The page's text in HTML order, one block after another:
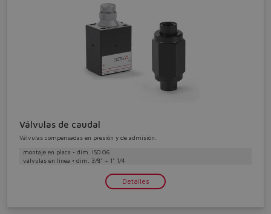
Válvulas de caudal
Válvulas compensadas en presión y de admisión.
montaje en placa • dim. ISO 06
válvulas en línea • dim. 3/8" ÷ 1" 1/4
Detalles